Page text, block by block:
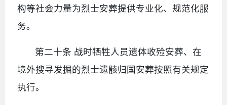
构等社会力量为烈士安葬提供专业化、规范化服
务。
第二十条 战时牺牲人员遗体收殓安葬、在
境外搜寻发掘的烈士遗骸归国安葬按照有关规定
执行。